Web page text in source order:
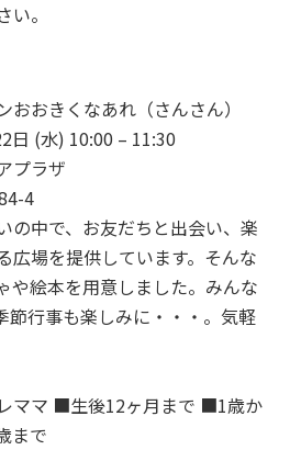
。
おきくなあれ（さんさん）
日 (水) 10:00 – 11:30
プラザ
4
の中で、お友だちと出会い、楽
広場を提供しています。そんな
や絵本を用意しました。みんな
節行事も楽しみに・・・。気軽
ママ ■生後12ヶ月まで ■1歳か
まで